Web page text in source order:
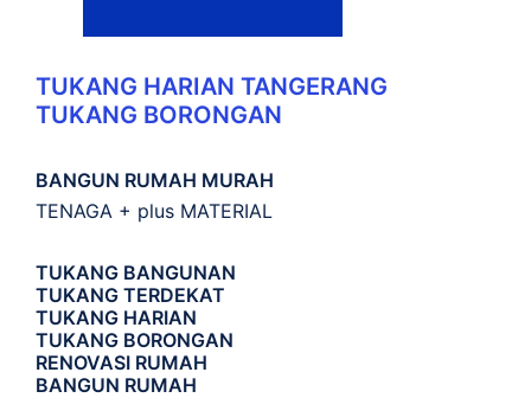
TUKANG HARIAN TANGERANG
TUKANG BORONGAN
BANGUN RUMAH MURAH
TENAGA + plus MATERIAL
TUKANG BANGUNAN
TUKANG TERDEKAT
TUKANG HARIAN
TUKANG BORONGAN
RENOVASI RUMAH
BANGUN RUMAH